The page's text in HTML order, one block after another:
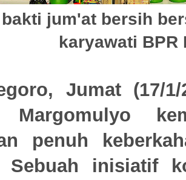
jum'at bersih
karyawati
Jumat (17/1/
Margomulyo
penuh
Sebuah inisiatif